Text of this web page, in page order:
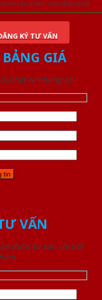
khoản thành viên thân thiết
KÝ TƯ VẤN
GIÁ
nhất từ chúng tôi
VẤN
được tư vấn chi tiết